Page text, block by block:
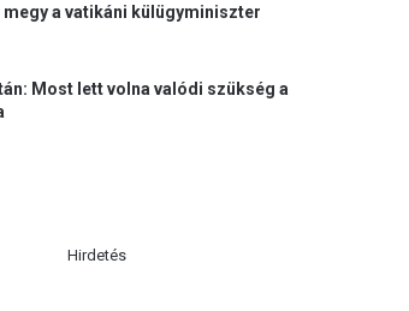
megy a vatikáni külügyminiszter
Most lett volna valódi szükség a
Hirdetés